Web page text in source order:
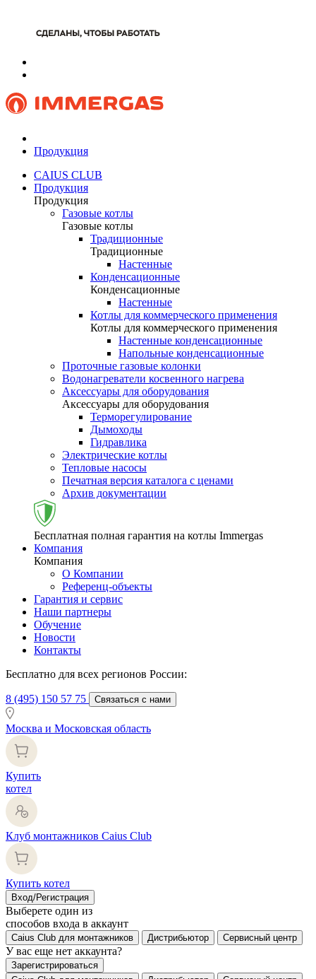
Продукция
CAIUS CLUB
Продукция
Продукция
Газовые котлы
Газовые котлы
Традиционные
Традиционные
Настенные
Конденсационные
Конденсационные
Настенные
Котлы для коммерческого применения
Котлы для коммерческого применения
Настенные конденсационные
Напольные конденсационные
Проточные газовые колонки
Водонагреватели косвенного нагрева
Аксессуары для оборудования
Аксессуары для оборудования
Терморегулирование
Дымоходы
Гидравлика
Электрические котлы
Тепловые насосы
Печатная версия каталога с ценами
Архив документации
Бесплатная полная гарантия на котлы Immergas
Компания
Компания
О Компании
Референц-объекты
Гарантия и сервис
Наши партнеры
Обучение
Новости
Контакты
Бесплатно для всех регионов России:
8 (495) 150 57 75 Связаться с нами
Москва и Московская область
Купить
котел
Клуб монтажников Caius Club
Купить котел
Вход/Регистрация
Выберете один из
способов входа в аккаунт
Caius Club для монтажников Дистрибьютор Сервисный центр
У вас еще нет аккаунта?
Зарегистрироваться